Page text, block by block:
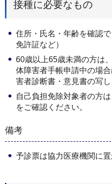
接種に必要なもの
住所・氏名・年齢を確認
免許証など）
60歳以上65歳未満の方は
体障害者手帳申請中の場
害者診断書・意見書の写し
自己負担免除対象者の方は
をご確認ください。
備考
予診票は協力医療機関に置